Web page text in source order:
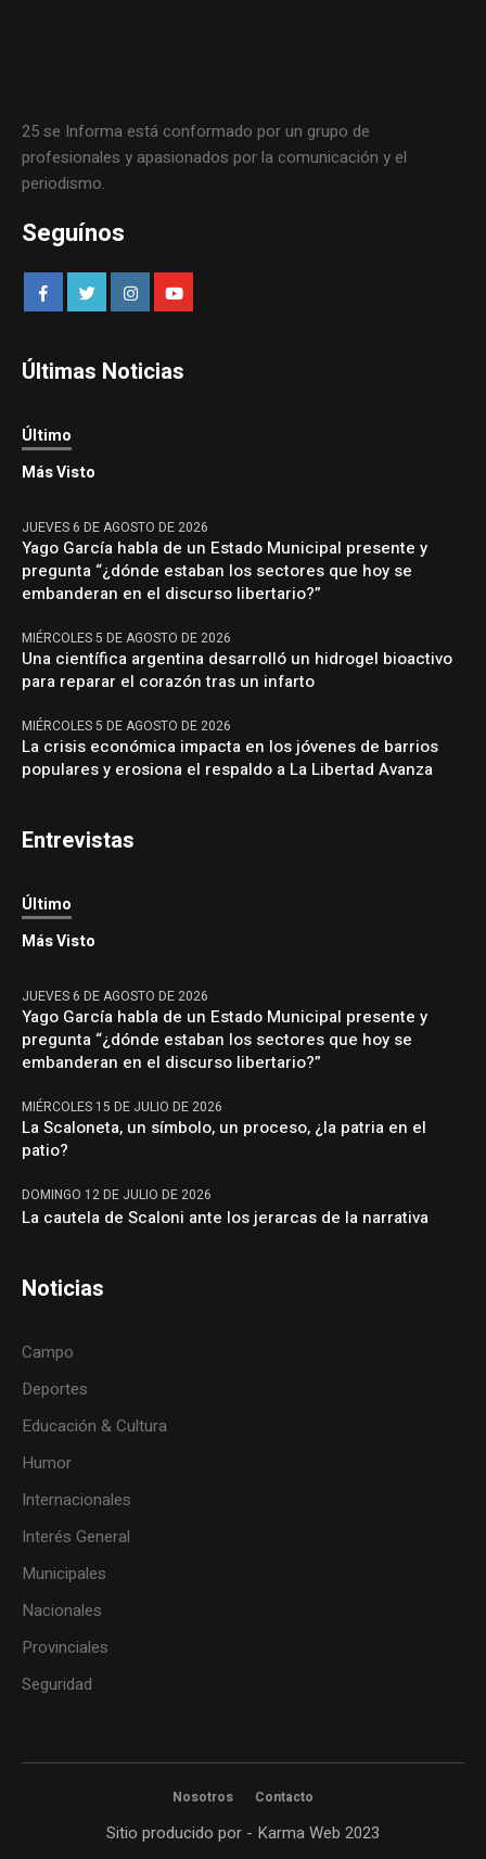
25 se Informa está conformado por un grupo de
profesionales y apasionados por la comunicación y el
periodismo.
Seguínos
Últimas Noticias
Último
Más Visto
JUEVES 6 DE AGOSTO DE 2026
Yago García habla de un Estado Municipal presente y
pregunta “¿dónde estaban los sectores que hoy se
embanderan en el discurso libertario?”
MIÉRCOLES 5 DE AGOSTO DE 2026
Una científica argentina desarrolló un hidrogel bioactivo
para reparar el corazón tras un infarto
MIÉRCOLES 5 DE AGOSTO DE 2026
La crisis económica impacta en los jóvenes de barrios
populares y erosiona el respaldo a La Libertad Avanza
Entrevistas
Último
Más Visto
JUEVES 6 DE AGOSTO DE 2026
Yago García habla de un Estado Municipal presente y
pregunta “¿dónde estaban los sectores que hoy se
embanderan en el discurso libertario?”
MIÉRCOLES 15 DE JULIO DE 2026
La Scaloneta, un símbolo, un proceso, ¿la patria en el
patio?
DOMINGO 12 DE JULIO DE 2026
La cautela de Scaloni ante los jerarcas de la narrativa
Noticias
Campo
Deportes
Educación & Cultura
Humor
Internacionales
Interés General
Municipales
Nacionales
Provinciales
Seguridad
Nosotros Contacto
Sitio producido por - Karma Web 2023